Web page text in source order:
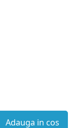
Adauga in cos